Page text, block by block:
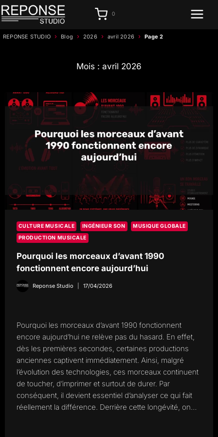
Aller
au
0
REPONSE STUDIO › Blog › 2026 › avril 2026 › Page 2
Mois : avril 2026
CULTURE MUSICALE INGÉNIEUR SON
MUSIQUE GLOBALE
PRODUCTION MUSICALE
Pourquoi les morceaux d’avant 1990
fonctionnent encore aujourd’hui
Reponse Studio 17/04/2026
Pourquoi les morceaux d’avant 1990 fonctionnent
encore aujourd’hui ne relève pas du hasard. En effet,
dès les premières secondes, certaines productions
anciennes captivent immédiatement. Ainsi, malgré
l’évolution des technologies, ces morceaux continuent
de toucher, d’imprimer et surtout de durer. Par
conséquent, il devient essentiel d’analyser ce qui fait
réellement la différence. Derrière cette longévité, on…